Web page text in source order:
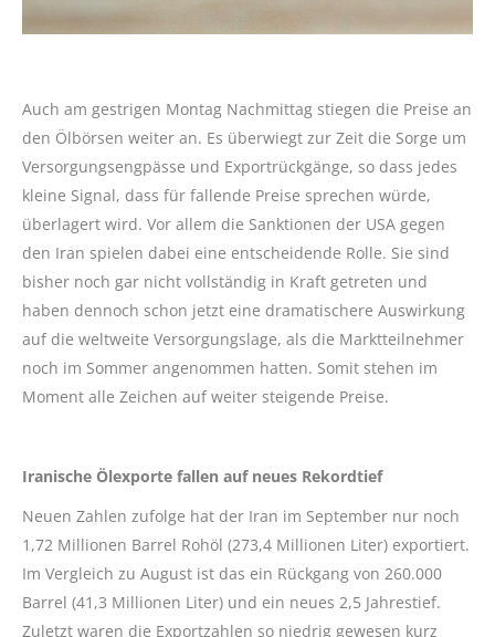
Auch am gestrigen Montag Nachmittag stiegen die Preise an
den Ölbörsen weiter an. Es überwiegt zur Zeit die Sorge um
Versorgungsengpässe und Exportrückgänge, so dass jedes
kleine Signal, dass für fallende Preise sprechen würde,
überlagert wird. Vor allem die Sanktionen der USA gegen
den Iran spielen dabei eine entscheidende Rolle. Sie sind
bisher noch gar nicht vollständig in Kraft getreten und
haben dennoch schon jetzt eine dramatischere Auswirkung
auf die weltweite Versorgungslage, als die Marktteilnehmer
noch im Sommer angenommen hatten. Somit stehen im
Moment alle Zeichen auf weiter steigende Preise.
Iranische Ölexporte fallen auf neues Rekordtief
Neuen Zahlen zufolge hat der Iran im September nur noch
1,72 Millionen Barrel Rohöl (273,4 Millionen Liter) exportiert.
Im Vergleich zu August ist das ein Rückgang von 260.000
Barrel (41,3 Millionen Liter) und ein neues 2,5 Jahrestief.
Zuletzt waren die Exportzahlen so niedrig gewesen kurz